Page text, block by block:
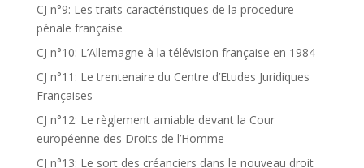
CJ n°9: Les traits caractéristiques de la procedure
pénale française
CJ n°10: L’Allemagne à la télévision française en 1984
CJ n°11: Le trentenaire du Centre d’Etudes Juridiques
Françaises
CJ n°12: Le règlement amiable devant la Cour
européenne des Droits de l’Homme
CJ n°13: Le sort des créanciers dans le nouveau droit